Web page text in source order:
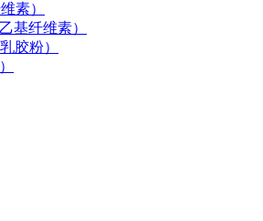
素）
基纤维素）
胶粉）